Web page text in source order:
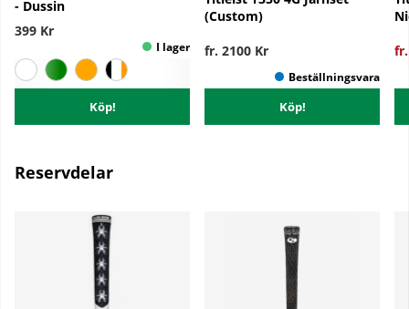
- Dussin
399 Kr
Köp!
(Custom)
fr. 2100 Kr
Köp!
Reservdelar